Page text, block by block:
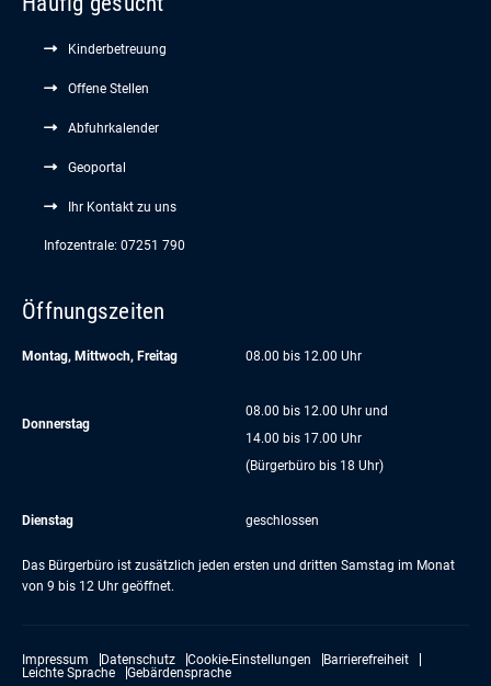
Kinderbetreuung
Offene Stellen
Abfuhrkalender
Geoportal
Ihr Kontakt zu uns
Infozentrale: 07251 790
Öffnungszeiten
Montag, Mittwoch, Freitag 08.00 bis 12.00 Uhr
Donnerstag
08.00 bis 12.00 Uhr und
14.00 bis 17.00 Uhr
(Bürgerbüro bis 18 Uhr)
Dienstag geschlossen
Das Bürgerbüro ist zusätzlich jeden ersten und dritten Samstag im Monat
von 9 bis 12 Uhr geöffnet.
Impressum Datenschutz Cookie-Einstellungen
Barrierefreiheit
Leichte Sprache
Gebärdensprache